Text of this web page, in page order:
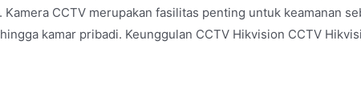
Kamera CCTV merupakan fasilitas penting untuk keamanan
kamar pribadi. Keunggulan CCTV Hikvision CCTV